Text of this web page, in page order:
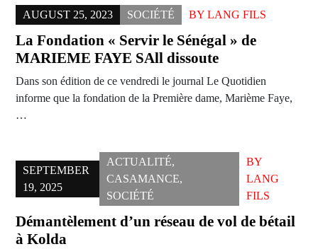
AUGUST 25, 2023 SOCIÉTÉ BY LANG FILS
La Fondation « Servir le Sénégal » de
MARIEME FAYE SAll dissoute
Dans son édition de ce vendredi le journal Le Quotidien
informe que la fondation de la Première dame, Marième Faye,
…
SEPTEMBER
19, 2025
ACTUALITÉ,
CASAMANCE,
SOCIÉTÉ
BY
LANG
FILS
Démantèlement d’un réseau de vol de bétail
à Kolda